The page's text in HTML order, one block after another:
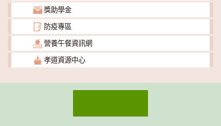
獎助學金
防疫專區
營養午餐資訊網
孝道資源中心